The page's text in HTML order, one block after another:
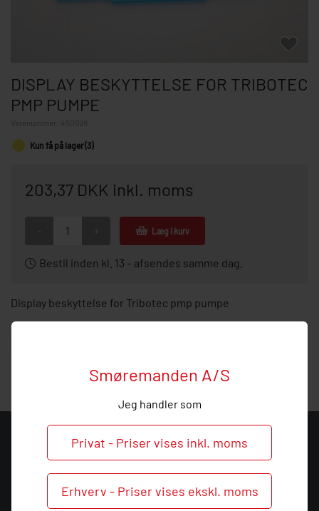
Smøremanden A/S
Jeg handler som
Privat - Priser vises inkl. moms
Erhverv - Priser vises ekskl. moms
DISPLAY BESKYTTELSE FOR TRIBOTEC
PMP PUMPE
Kun få på lager (3)
203,37 DKK inkl. moms
Læg i kurv
Bestil inden kl. 13 – afsendes samme dag.
Display beskyttelse for Tribotec pmp pumpe
Hos Smøremanden vil vi meget gerne hjælpe med
KONTAKT
Smøremanden A/S
CVR: 39683717
Søndergården 3